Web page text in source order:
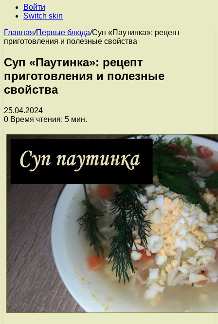
Войти
Switch skin
Главная/Первые блюда/Суп «Паутинка»: рецепт
приготовления и полезные свойства
Суп «Паутинка»: рецепт
приготовления и полезные
свойства
25.04.2024
0 Время чтения: 5 мин.